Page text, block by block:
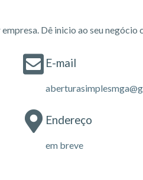
Dê inicio ao seu
E-mail
Endereço
em breve